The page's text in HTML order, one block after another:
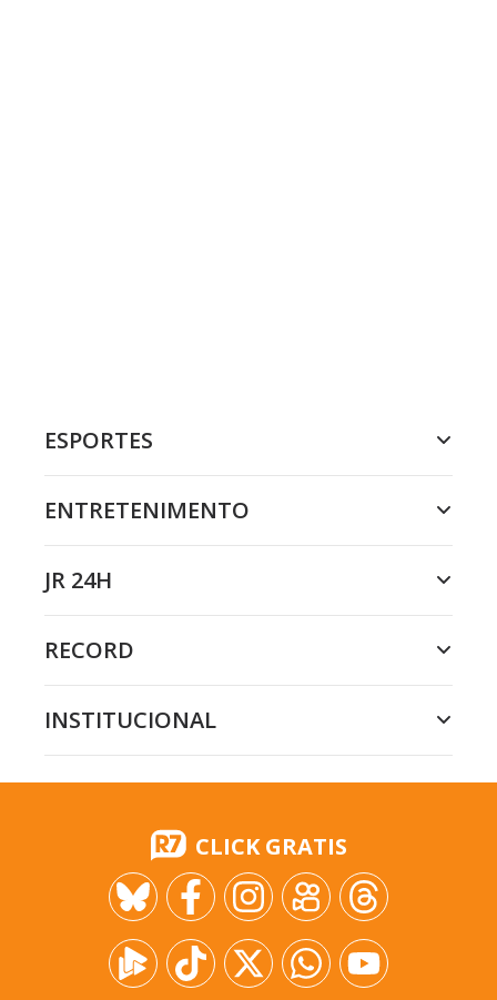
ESPORTES
ENTRETENIMENTO
JR 24H
RECORD
INSTITUCIONAL
CLICK GRATIS